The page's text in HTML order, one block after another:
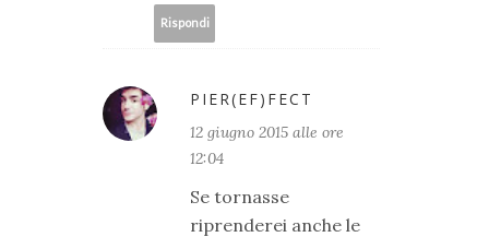
Rispondi
PIER(EF)FECT
12 giugno 2015 alle ore
12:04
Se tornasse
riprenderei anche le